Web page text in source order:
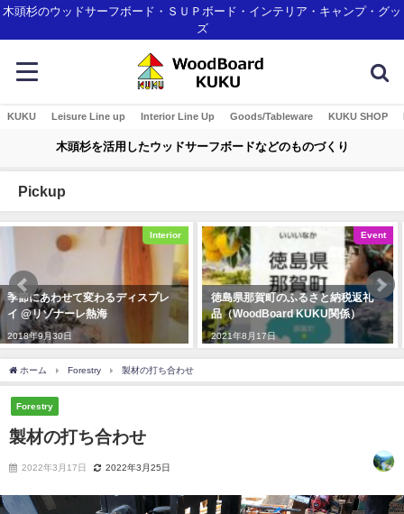
木頭杉のウッドサーフボード・ＳＵＰボード・インテリア・キャンプ・グッ
ズ
KUKU Leisure Line up Interior Line Up Goods/Tableware KUKU SHOP
木頭杉を活用したウッドサーフボードなどのものづくり
Pickup
Event
徳島県那賀町のふるさと納税返礼
品（WoodBoard KUKU関係）
2021年8月17日
Interior
インテリア用の一枚板Wood-
Surfboard
2021年5月27日
ホーム Forestry 製材の打ち合わせ
Forestry
製材の打ち合わせ
2022年3月17日 2022年3月25日